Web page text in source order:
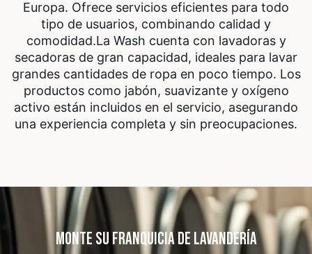
Europa. Ofrece servicios eficientes para todo
tipo de usuarios, combinando calidad y
comodidad.La Wash cuenta con lavadoras y
secadoras de gran capacidad, ideales para lavar
grandes cantidades de ropa en poco tiempo. Los
productos como jabón, suavizante y oxígeno
activo están incluidos en el servicio, asegurando
una experiencia completa y sin preocupaciones.
MONTE SU FRANQUICIA DE LAVANDERÍA